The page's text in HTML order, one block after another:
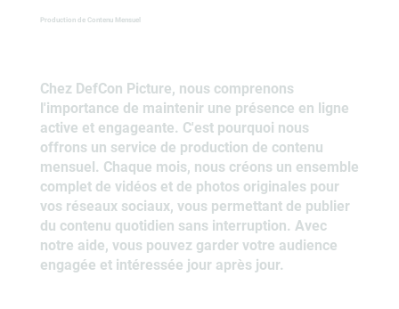
Production de Contenu Mensuel
Chez DefCon Picture, nous comprenons
l'importance de maintenir une présence en ligne
active et engageante. C'est pourquoi nous
offrons un service de production de contenu
mensuel. Chaque mois, nous créons un ensemble
complet de vidéos et de photos originales pour
vos réseaux sociaux, vous permettant de publier
du contenu quotidien sans interruption. Avec
notre aide, vous pouvez garder votre audience
engagée et intéressée jour après jour.